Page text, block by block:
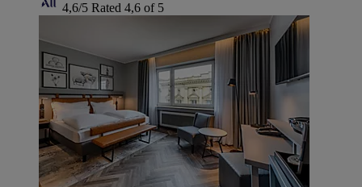
4,6/5 Rated 4,6 of 5